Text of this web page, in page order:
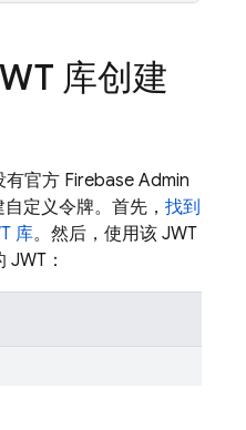
库创建
官方 Firebase Admin
定义令牌。首先， 找到
库。然后，使用该 JWT
：